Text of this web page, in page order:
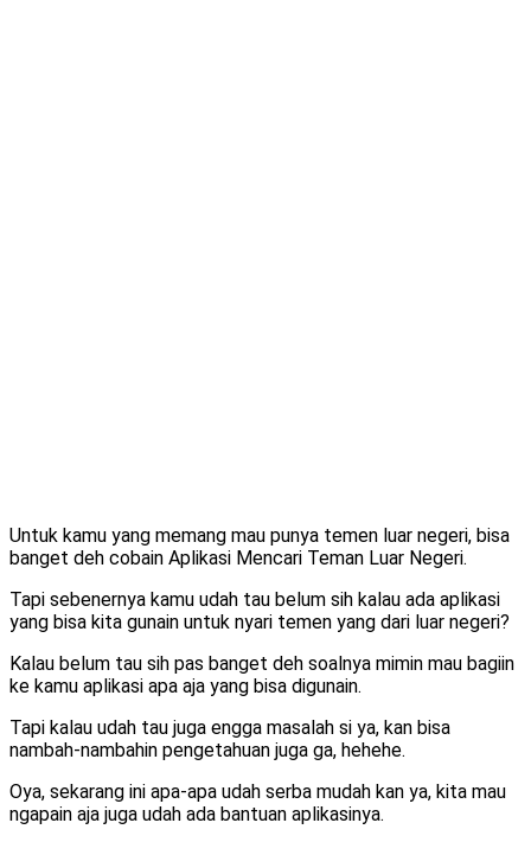
Untuk kamu yang memang mau punya temen luar negeri, bisa
banget deh cobain Aplikasi Mencari Teman Luar Negeri.
Tapi sebenernya kamu udah tau belum sih kalau ada aplikasi
yang bisa kita gunain untuk nyari temen yang dari luar negeri?
Kalau belum tau sih pas banget deh soalnya mimin mau bagiin
ke kamu aplikasi apa aja yang bisa digunain.
Tapi kalau udah tau juga engga masalah si ya, kan bisa
nambah-nambahin pengetahuan juga ga, hehehe.
Oya, sekarang ini apa-apa udah serba mudah kan ya, kita mau
ngapain aja juga udah ada bantuan aplikasinya.